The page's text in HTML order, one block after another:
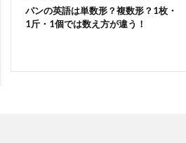
パンの英語は単数形？複数形？1枚・
1斤・1個では数え方が違う！